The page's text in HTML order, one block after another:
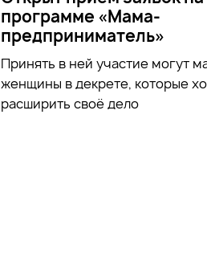
программе «Мама-
предприниматель»
Принять в ней участие могут
женщины в декрете, которые
расширить своё дело